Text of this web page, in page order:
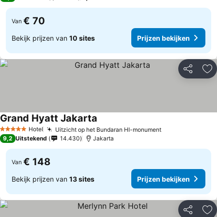
Van € 70
Bekijk prijzen van 10 sites Prijzen bekijken
Delen
5 Sterren Hotel Uitzicht op het Bundaran HI-monumentPrijzen
Grand Hyatt Jakarta
9,2 Uitstekend 14.430 Jakarta
Van € 148
Bekijk prijzen van 13 sites Prijzen bekijken
Delen